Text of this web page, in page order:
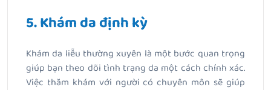
5. Khám da định kỳ
Khám da liễu thường xuyên là một bước quan trọng
giúp bạn theo dõi tình trạng da một cách chính xác.
Việc thăm khám với người có chuyên môn sẽ giúp